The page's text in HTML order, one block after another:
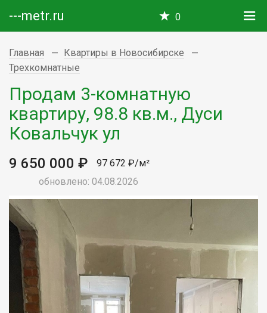
---metr.ru 0
Главная
Квартиры в Новосибирске
Трехкомнатные
Продам 3-комнатную
квартиру, 98.8 кв.м., Дуси
Ковальчук ул
9 650 000 ₽
97 672 ₽/м²
обновлено: 04.08.2026